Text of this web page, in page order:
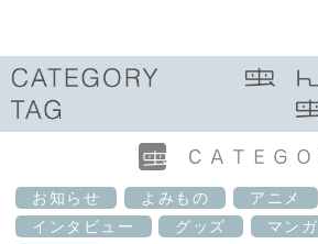
お知らせ よみもの アニメ
インタビュー
グッズ マンガ